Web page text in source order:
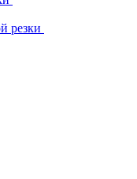
резки